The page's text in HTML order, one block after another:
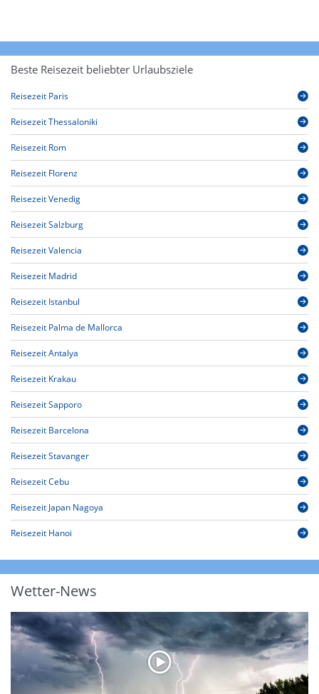
Beste Reisezeit beliebter Urlaubsziele
Reisezeit Paris
Reisezeit Thessaloniki
Reisezeit Rom
Reisezeit Florenz
Reisezeit Venedig
Reisezeit Salzburg
Reisezeit Valencia
Reisezeit Madrid
Reisezeit Istanbul
Reisezeit Palma de Mallorca
Reisezeit Antalya
Reisezeit Krakau
Reisezeit Sapporo
Reisezeit Barcelona
Reisezeit Stavanger
Reisezeit Cebu
Reisezeit Japan Nagoya
Reisezeit Hanoi
Wetter-News